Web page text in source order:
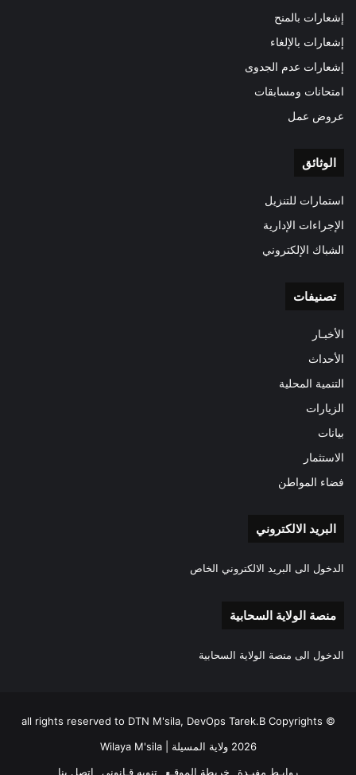
إشعارات بالمنح
إشعارات بالإلغاء
إشعارات عدم الجدوى
امتحانات ومسابقات
عروض عمل
الوثائق
استمارات للتنزيل
الإجراءات الإدارية
الشباك الإلكتروني
تصنيفات
الأخبـار
الأحداث
التنمية المحلية
الزيارات
بيانات
الاستثمار
فضاء المواطن
البريد الالكتروني
الدخول الى البريد الالكتروني الخاص
منصة الولاية السحابية
الدخول الى منصة الولاية السحابية
all rights reserved to DTN M'sila, DevOps Tarek.B Copyrights ©
2026 ولاية المسيلة | Wilaya M'sila
روابـط مفيـدة
خريطة الموقـع تنويه قـانوني اتصل بنا